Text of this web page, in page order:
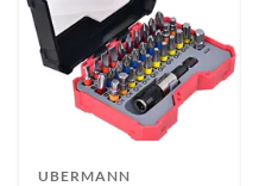
UBERMANN